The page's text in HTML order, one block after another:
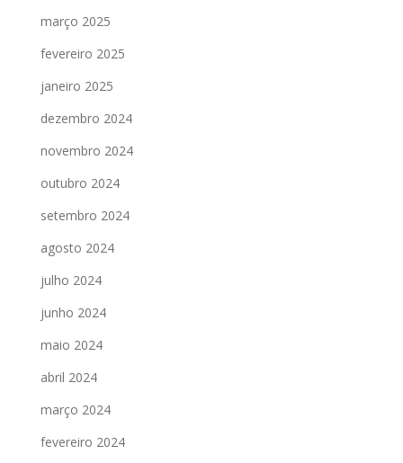
março 2025
fevereiro 2025
janeiro 2025
dezembro 2024
novembro 2024
outubro 2024
setembro 2024
agosto 2024
julho 2024
junho 2024
maio 2024
abril 2024
março 2024
fevereiro 2024